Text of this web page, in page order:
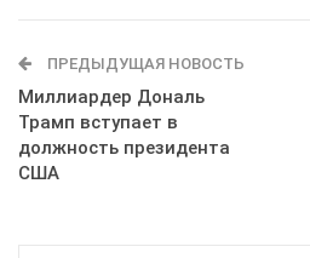
ПРЕДЫДУЩАЯ НОВОСТЬ
Миллиардер Дональ
Трамп вступает в
должность президента
США